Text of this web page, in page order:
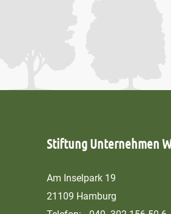
Stiftung Unternehmen
Am Inselpark 19
21109 Hamburg